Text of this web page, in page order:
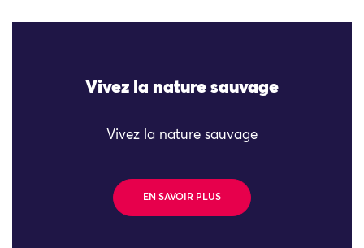
Vivez la nature sauvage
Vivez la nature sauvage
EN SAVOIR PLUS